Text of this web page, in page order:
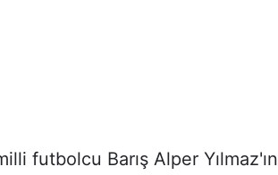
futbolcu Barış Alper Yılmaz'ın